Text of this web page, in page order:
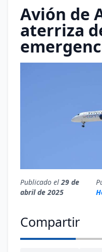
Avión de
aterriza
Publicado el29 de
abril de 2025
Compartir